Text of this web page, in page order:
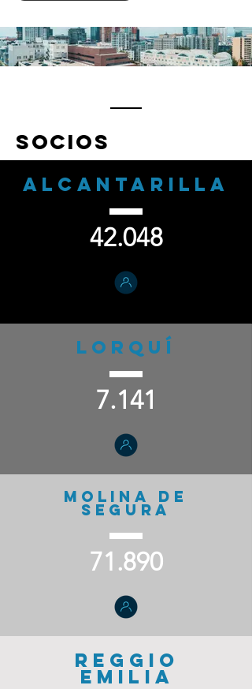
socios
ALCANTARILLA
42.048
LORQUÍ
7.141
MOLINA DE
SEGURA
71.890
REGGIO
EMILIA